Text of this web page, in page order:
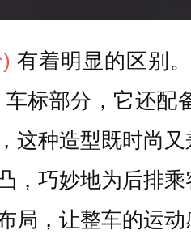
有着明显的区别
标部分，它还配
这种造型既时尚
，巧妙地为后排
，让整车的运